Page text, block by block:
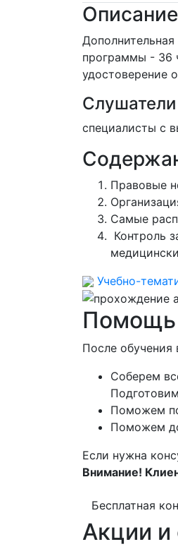
программы - 36
удостоверение
специалисты с
Правовые
Самые
Контроль
Учебно-
Помощь
После
Соберем
Поможем
Поможем
Если нужна
Внимание!
Бесплатная
Акции и